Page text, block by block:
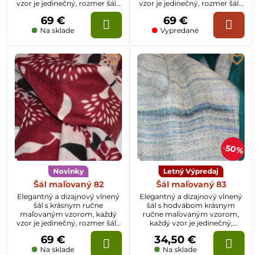
vzor je jedinečný, rozmer šálu
je 70x200cm
Na sklade
69 €
vzor je jedinečný, rozmer šálu
je 70x200cm
Vypredané
69 €
Novinky
Šál maľovaný 82
Elegantný a dizajnový vlnený
šál s krásnym ručne
maľovaným vzorom, každý
vzor je jedinečný, rozmer šálu
je 70x200cm
Na sklade
69 €
50%
Letný Výpredaj
Šál maľovaný 83
Elegantný a dizajnový vlnený
šál s hodvábom krásnym
ručne maľovaným vzorom,
každý vzor je jedinečný,
rozmer šálu je 70x200cm
Na sklade
34,50 €